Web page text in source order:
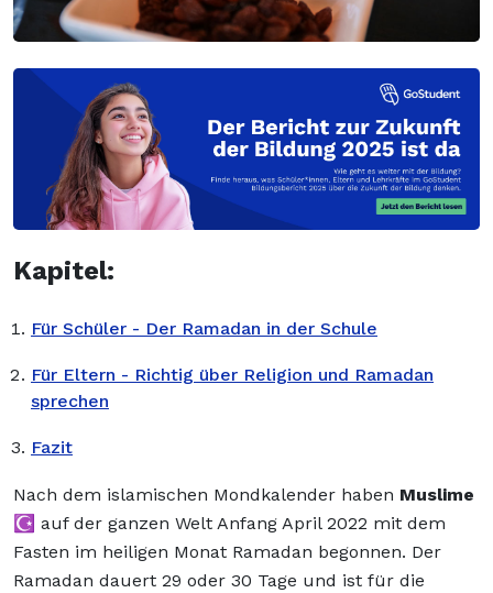
Kapitel:
Für Schüler - Der Ramadan in der Schule
Für Eltern - Richtig über Religion und Ramadan
sprechen
Fazit
Nach dem islamischen Mondkalender haben Muslime
☪️ auf der ganzen Welt Anfang April 2022 mit dem
Fasten im heiligen Monat Ramadan begonnen. Der
Ramadan dauert 29 oder 30 Tage und ist für die